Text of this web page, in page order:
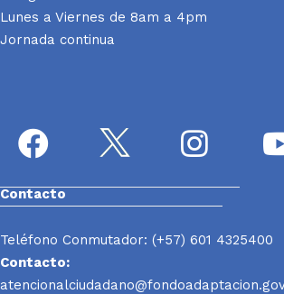
Lunes a Viernes de 8am a 4pm
Jornada continua
Contacto
Teléfono Conmutador: (+57) 601 4325400
Contacto: